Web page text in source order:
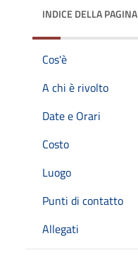
INDICE DELLA PAGINA
Cos'è
A chi è rivolto
Date e Orari
Costo
Luogo
Punti di contatto
Allegati